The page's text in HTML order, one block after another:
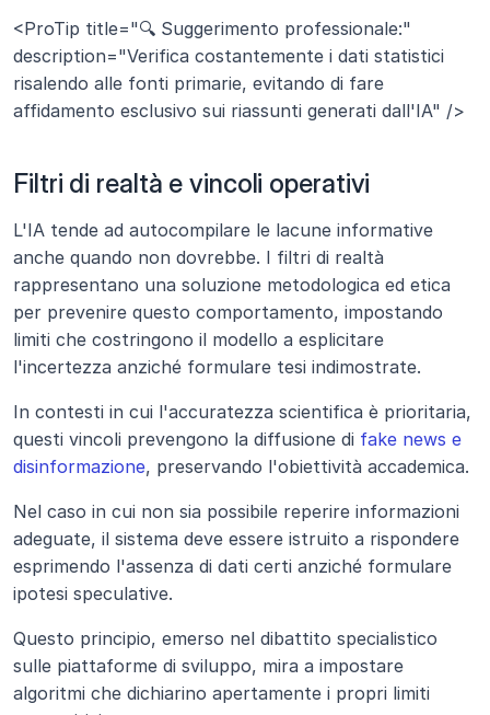
<ProTip title="🔍 Suggerimento professionale:"
description="Verifica costantemente i dati statistici
risalendo alle fonti primarie, evitando di fare
affidamento esclusivo sui riassunti generati dall'IA" />
Filtri di realtà e vincoli operativi
L'IA tende ad autocompilare le lacune informative
anche quando non dovrebbe. I filtri di realtà
rappresentano una soluzione metodologica ed etica
per prevenire questo comportamento, impostando
limiti che costringono il modello a esplicitare
l'incertezza anziché formulare tesi indimostrate.
In contesti in cui l'accuratezza scientifica è prioritaria,
questi vincoli prevengono la diffusione di fake news e
disinformazione, preservando l'obiettività accademica.
Nel caso in cui non sia possibile reperire informazioni
adeguate, il sistema deve essere istruito a rispondere
esprimendo l'assenza di dati certi anziché formulare
ipotesi speculative.
Questo principio, emerso nel dibattito specialistico
sulle piattaforme di sviluppo, mira a impostare
algoritmi che dichiarino apertamente i propri limiti